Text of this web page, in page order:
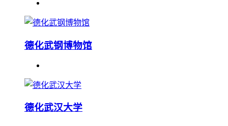
德化武钢博物馆
德化武汉大学